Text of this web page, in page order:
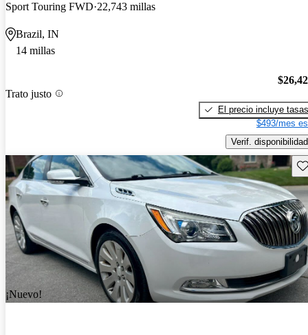
Sport Touring FWD 22,743 millas
Brazil, IN
14 millas
Trato justo
El precio incluye tasas
$493/mes
Verif. disponibilidad
¡Nuevo!